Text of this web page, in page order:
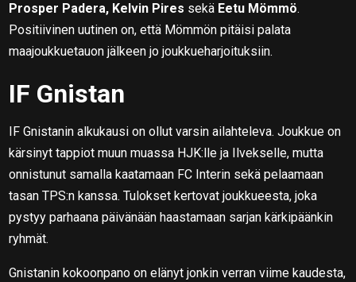
Prosper Padera, Kelvin Pires sekä Eetu Mömmö.
Positiivinen uutinen on, että Mömmön pitäisi palata
maajoukkuetauon jälkeen jo joukkueharjoituksiin.
IF Gnistan
IF Gnistanin alkukausi on ollut varsin ailahteleva. Joukkue on
kärsinyt tappiot muun muassa HJK:lle ja Ilvekselle, mutta
onnistunut samalla kaatamaan FC Interin sekä pelaamaan
tasan TPS:n kanssa. Tulokset kertovat joukkueesta, joka
pystyy parhaana päivänään haastamaan sarjan kärkipäänkin
ryhmät.
Gnistanin kokoonpano on elänyt jonkin verran viime kaudesta,